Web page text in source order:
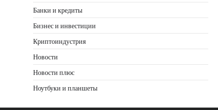
Банки и кредиты
Бизнес и инвестиции
Криптоиндустрия
Новости
Новости плюс
Ноутбуки и планшеты